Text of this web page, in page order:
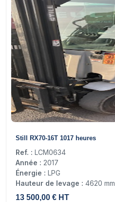
Still RX70-16T 1017 heures
Ref. : LCM0634
Année : 2017
Énergie : LPG
Hauteur de levage : 4620 mm
13 500,00 € HT